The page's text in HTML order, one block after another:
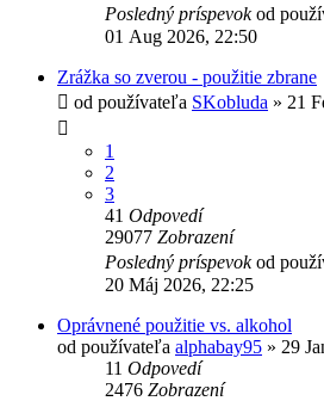
Posledný príspevokod
01 Aug 2026, 22:50
Zrážka so zverou - použitie zbrane
od používateľa SKobluda » 21
1
2
3
41 Odpovedí
29077 Zobrazení
Posledný príspevokod
20 Máj 2026, 22:25
Oprávnené použitie vs. alkohol
od používateľa alphabay95 » 29
11 Odpovedí
2476 Zobrazení